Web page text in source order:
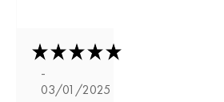
-
03/01/2025